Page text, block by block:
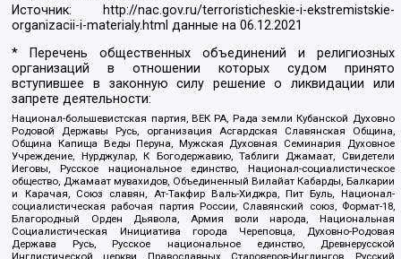
Источник:
http://nac.gov.ru/terroristicheskie-i-ekstremistskie-
organizacii-i-materialy.html данные на06.12.2021
* Перечень общественных объединений и религиозных
организаций в отношении которых судом принято
вступившее в законную силу решение о ликвидации или
запрете деятельности:
Национал-большевистская партия, ВЕК РА, Рада земли Кубанской Духовно
Родовой Державы Русь, организация Асгардская Славянская Община,
Община Капища Веды Перуна, Мужская Духовная Семинария Духовное
Учреждение, Нурджулар, К Богодержавию, Таблиги Джамаат, Свидетели
Иеговы, Русское национальное единство, Национал-социалистическое
общество, Джамаат мувахидов, Объединенный Вилайат Кабарды, Балкарии
и Карачая, Союз славян, Ат-Такфир Валь-Хиджра, Пит Буль, Национал-
социалистическая рабочая партия России, Славянский союз, Формат-18,
Благородный Орден Дьявола, Армия воли народа, Национальная
Социалистическая Инициатива города Череповца, Духовно-Родовая
Держава Русь, Русское национальное единство, Древнерусской
Инглистической церкви Православных Староверов-Инглингов, Русский